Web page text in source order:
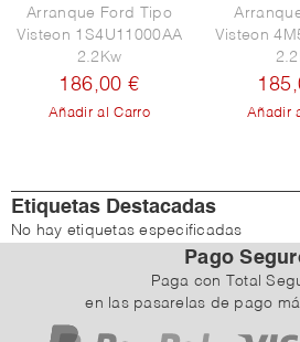
Arranque Ford Tipo
Visteon 1S4U11000AA
2.2Kw
186,00 €
Añadir al Carro
Visteon
Añadir
Etiquetas Destacadas
No hay etiquetas especificadas
Pago
Paga con Total
en las pasarelas de pago